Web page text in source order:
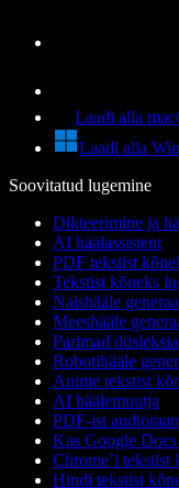
Laadi alla
Laadi alla
Soovitatud lugemine
Dikteerimine ja
AI häälassistent
PDF tekstist
Tekstist kõneks
Naishääle
Meeshääle
Parimad
Robotihääle
Anime tekstist
AI häälemuutja
PDF-ist
Kas Google
Chrome’i tekstist
Hindi tekstist